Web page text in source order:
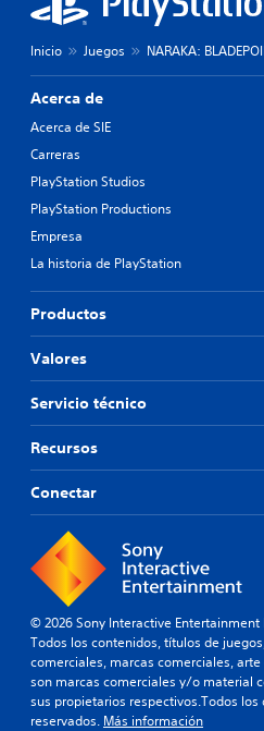
Inicio Juegos NARAKA:
Acerca de
Acerca de SIE
Carreras
PlayStation Studios
PlayStation Productions
Empresa
La historia de PlayStation
Productos
Valores
Servicio técnico
Recursos
Conectar
© 2026 Sony Interactive Entertainment
Todos los contenidos, títulos de
comerciales, marcas comerciales,
son marcas comerciales y/o material
sus propietarios respectivos.Todos los
reservados. Más información